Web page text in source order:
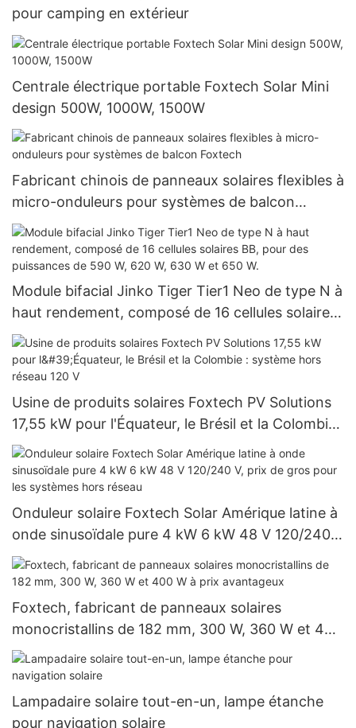
pour camping en extérieur
Centrale électrique portable Foxtech Solar Mini
design 500W, 1000W, 1500W
Fabricant chinois de panneaux solaires flexibles à
micro-onduleurs pour systèmes de balcon
Foxtech
Module bifacial Jinko Tiger Tier1 Neo de type N à
haut rendement, composé de 16 cellules solaires
BB, pour des puissances de 590 W, 620 W, 630 W
et 650 W.
Usine de produits solaires Foxtech PV Solutions
17,55 kW pour l'Équateur, le Brésil et la Colombie :
système hors réseau 120 V
Onduleur solaire Foxtech Solar Amérique latine à
onde sinusoïdale pure 4 kW 6 kW 48 V 120/240
V, prix de gros pour les systèmes hors réseau
Foxtech, fabricant de panneaux solaires
monocristallins de 182 mm, 300 W, 360 W et 400
W à prix avantageux
Lampadaire solaire tout-en-un, lampe étanche
pour navigation solaire